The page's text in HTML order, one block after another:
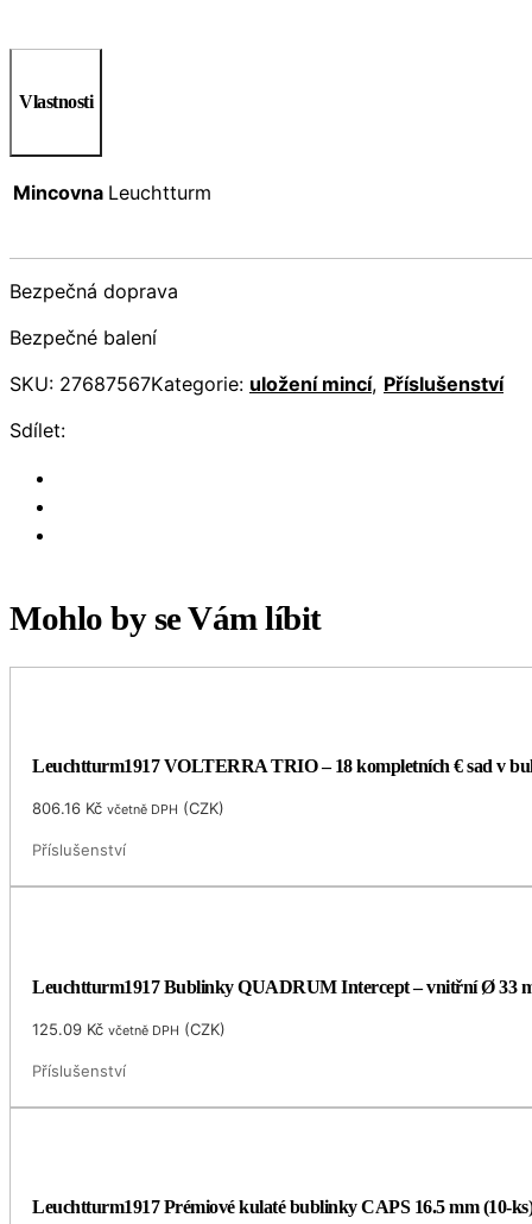
Vlastnosti
Mincovna Leuchtturm
Bezpečná doprava
Bezpečné balení
SKU: 27687567Kategorie: uložení mincí, Příslušenství
Sdílet:
Mohlo by se Vám líbit
Leuchtturm1917 VOLTERRA TRIO – 18 kompletních € sad v
806.16 Kč včetně DPH (CZK)
Příslušenství
Leuchtturm1917 Bublinky QUADRUM Intercept – vnitřní Ø 33
125.09 Kč včetně DPH (CZK)
Příslušenství
Leuchtturm1917 Prémiové kulaté bublinky CAPS 16.5 mm (10-